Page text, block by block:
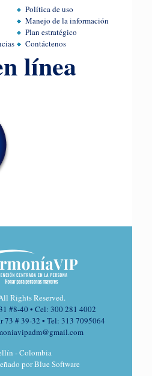
Política de uso
Manejo de la información
Plan estratégico
Contáctenos
línea
Rights Reserved.
#8-40 • Cel: 300 281 4002
73 # 39-32 • Tel: 313 7095064
- Colombia
por Blue Software